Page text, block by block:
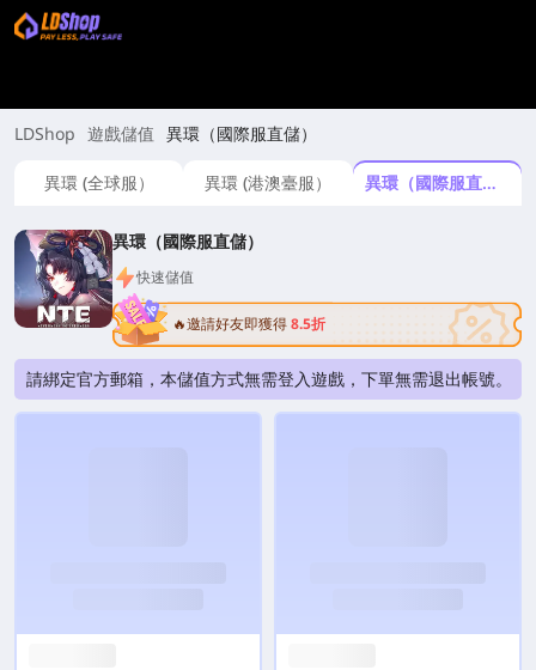
LDShop 遊戲儲值 異環（國際服直儲）
異環 (全球服） 異環 (港澳臺服） 異環（國際服直儲）
異環（國際服直儲）
快速儲值
🔥邀請好友即獲得8.5折
請綁定官方郵箱，本儲值方式無需登入遊戲，下單無需退出帳號。